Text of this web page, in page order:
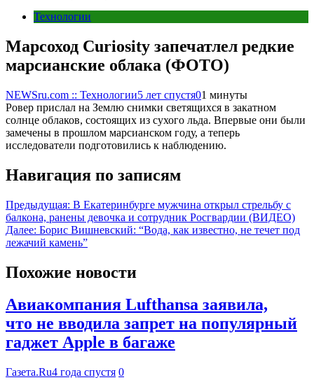
Технологии
Марсоход Curiosity запечатлел редкие
марсианские облака (ФОТО)
NEWSru.com :: Технологии5 лет спустя01 минуты
Ровер прислал на Землю снимки светящихся в закатном
солнце облаков, состоящих из сухого льда. Впервые они были
замечены в прошлом марсианском году, а теперь
исследователи подготовились к наблюдению.
Навигация по записям
Предыдущая: В Екатеринбурге мужчина открыл стрельбу с
балкона, ранены девочка и сотрудник Росгвардии (ВИДЕО)
Далее: Борис Вишневский: “Вода, как известно, не течет под
лежачий камень”
Похожие новости
Авиакомпания Lufthansa заявила,
что не вводила запрет на популярный
гаджет Apple в багаже
Газета.Ru4 года спустя 0